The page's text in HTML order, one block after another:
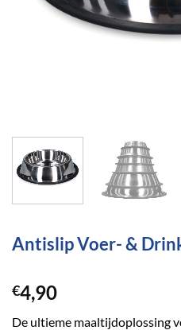
Antislip Voer- &
€4,90
De ultieme maaltijdoplossing